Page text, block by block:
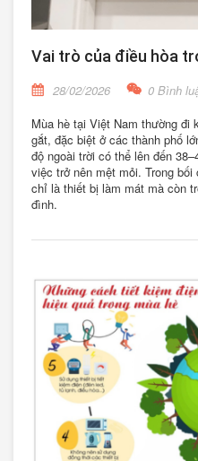
Vai trò của điều hòa
28/02/2026 0 Bình
Mùa hè tại Việt Nam thường đi
gắt, đặc biệt ở các thành phố
độ ngoài trời có thể lên đến
việc trở nên mệt mỏi. Trong
chỉ là thiết bị làm mát mà còn
đình.